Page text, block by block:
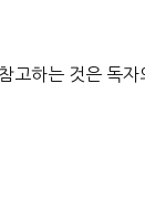
고하는 것은 독자